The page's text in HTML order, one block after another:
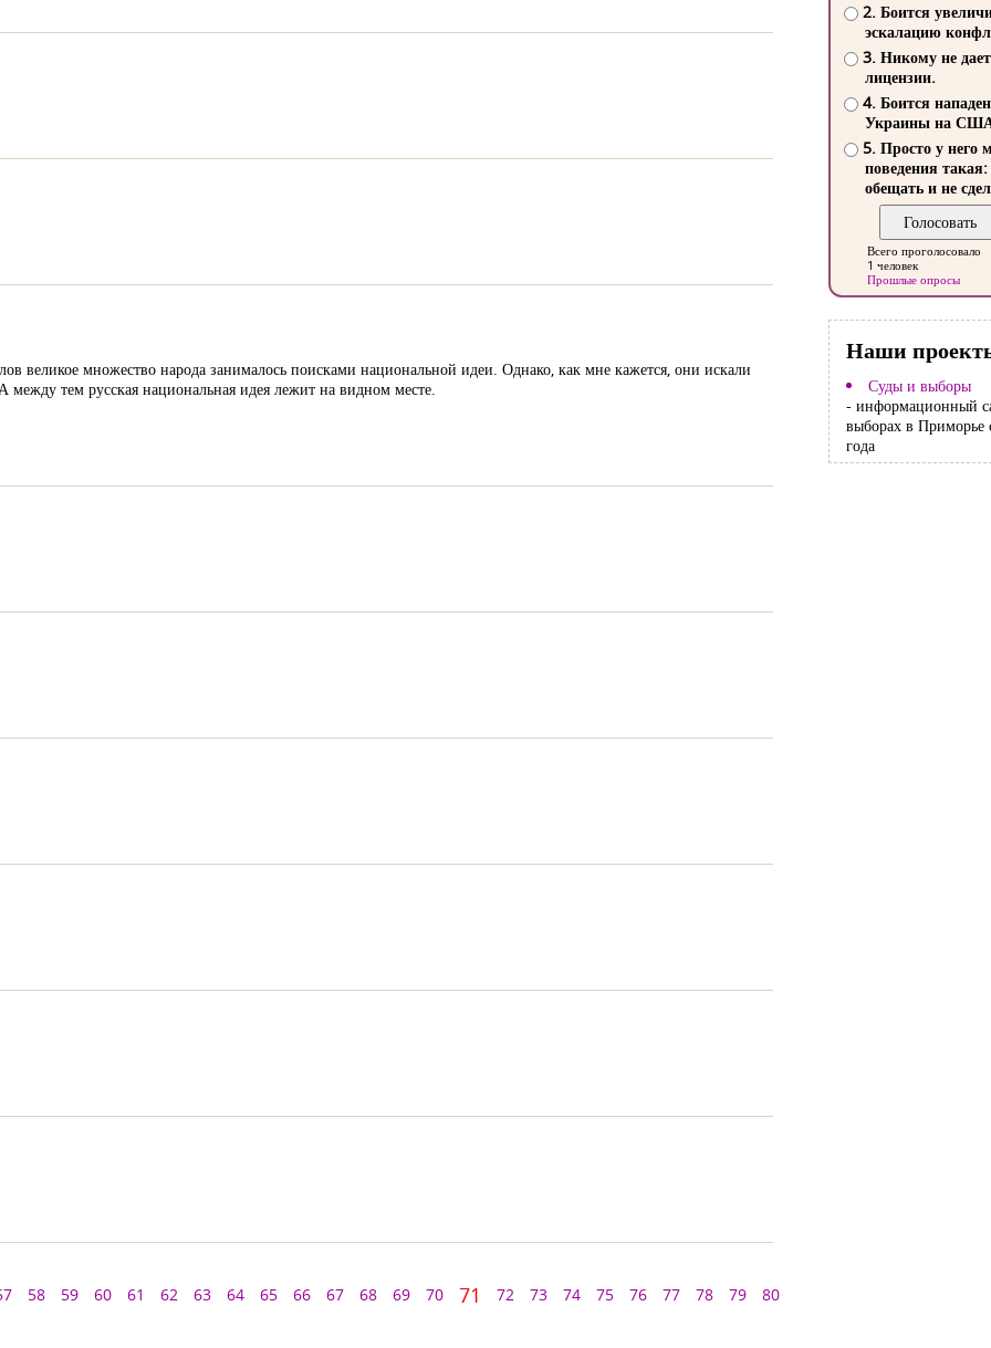
великое множество народа занималось поисками национальной идеи. Однако, как мне кажется, они искали
тем русская национальная идея лежит на видном месте.
58 59 60 61 62 63 64 65 66 67 68 69 70 71 72 73 74 75 76 77 78 79 80
2. Боится
эскалацию
3. Никому не
лицензии.
4. Боится
Украины на
5. Просто у него
поведения такая:
обещать и не
Всего проголосовало
1 человек
Прошлые опросы
Наши
Суды и выборы
- информационный
выборах в Приморье
года